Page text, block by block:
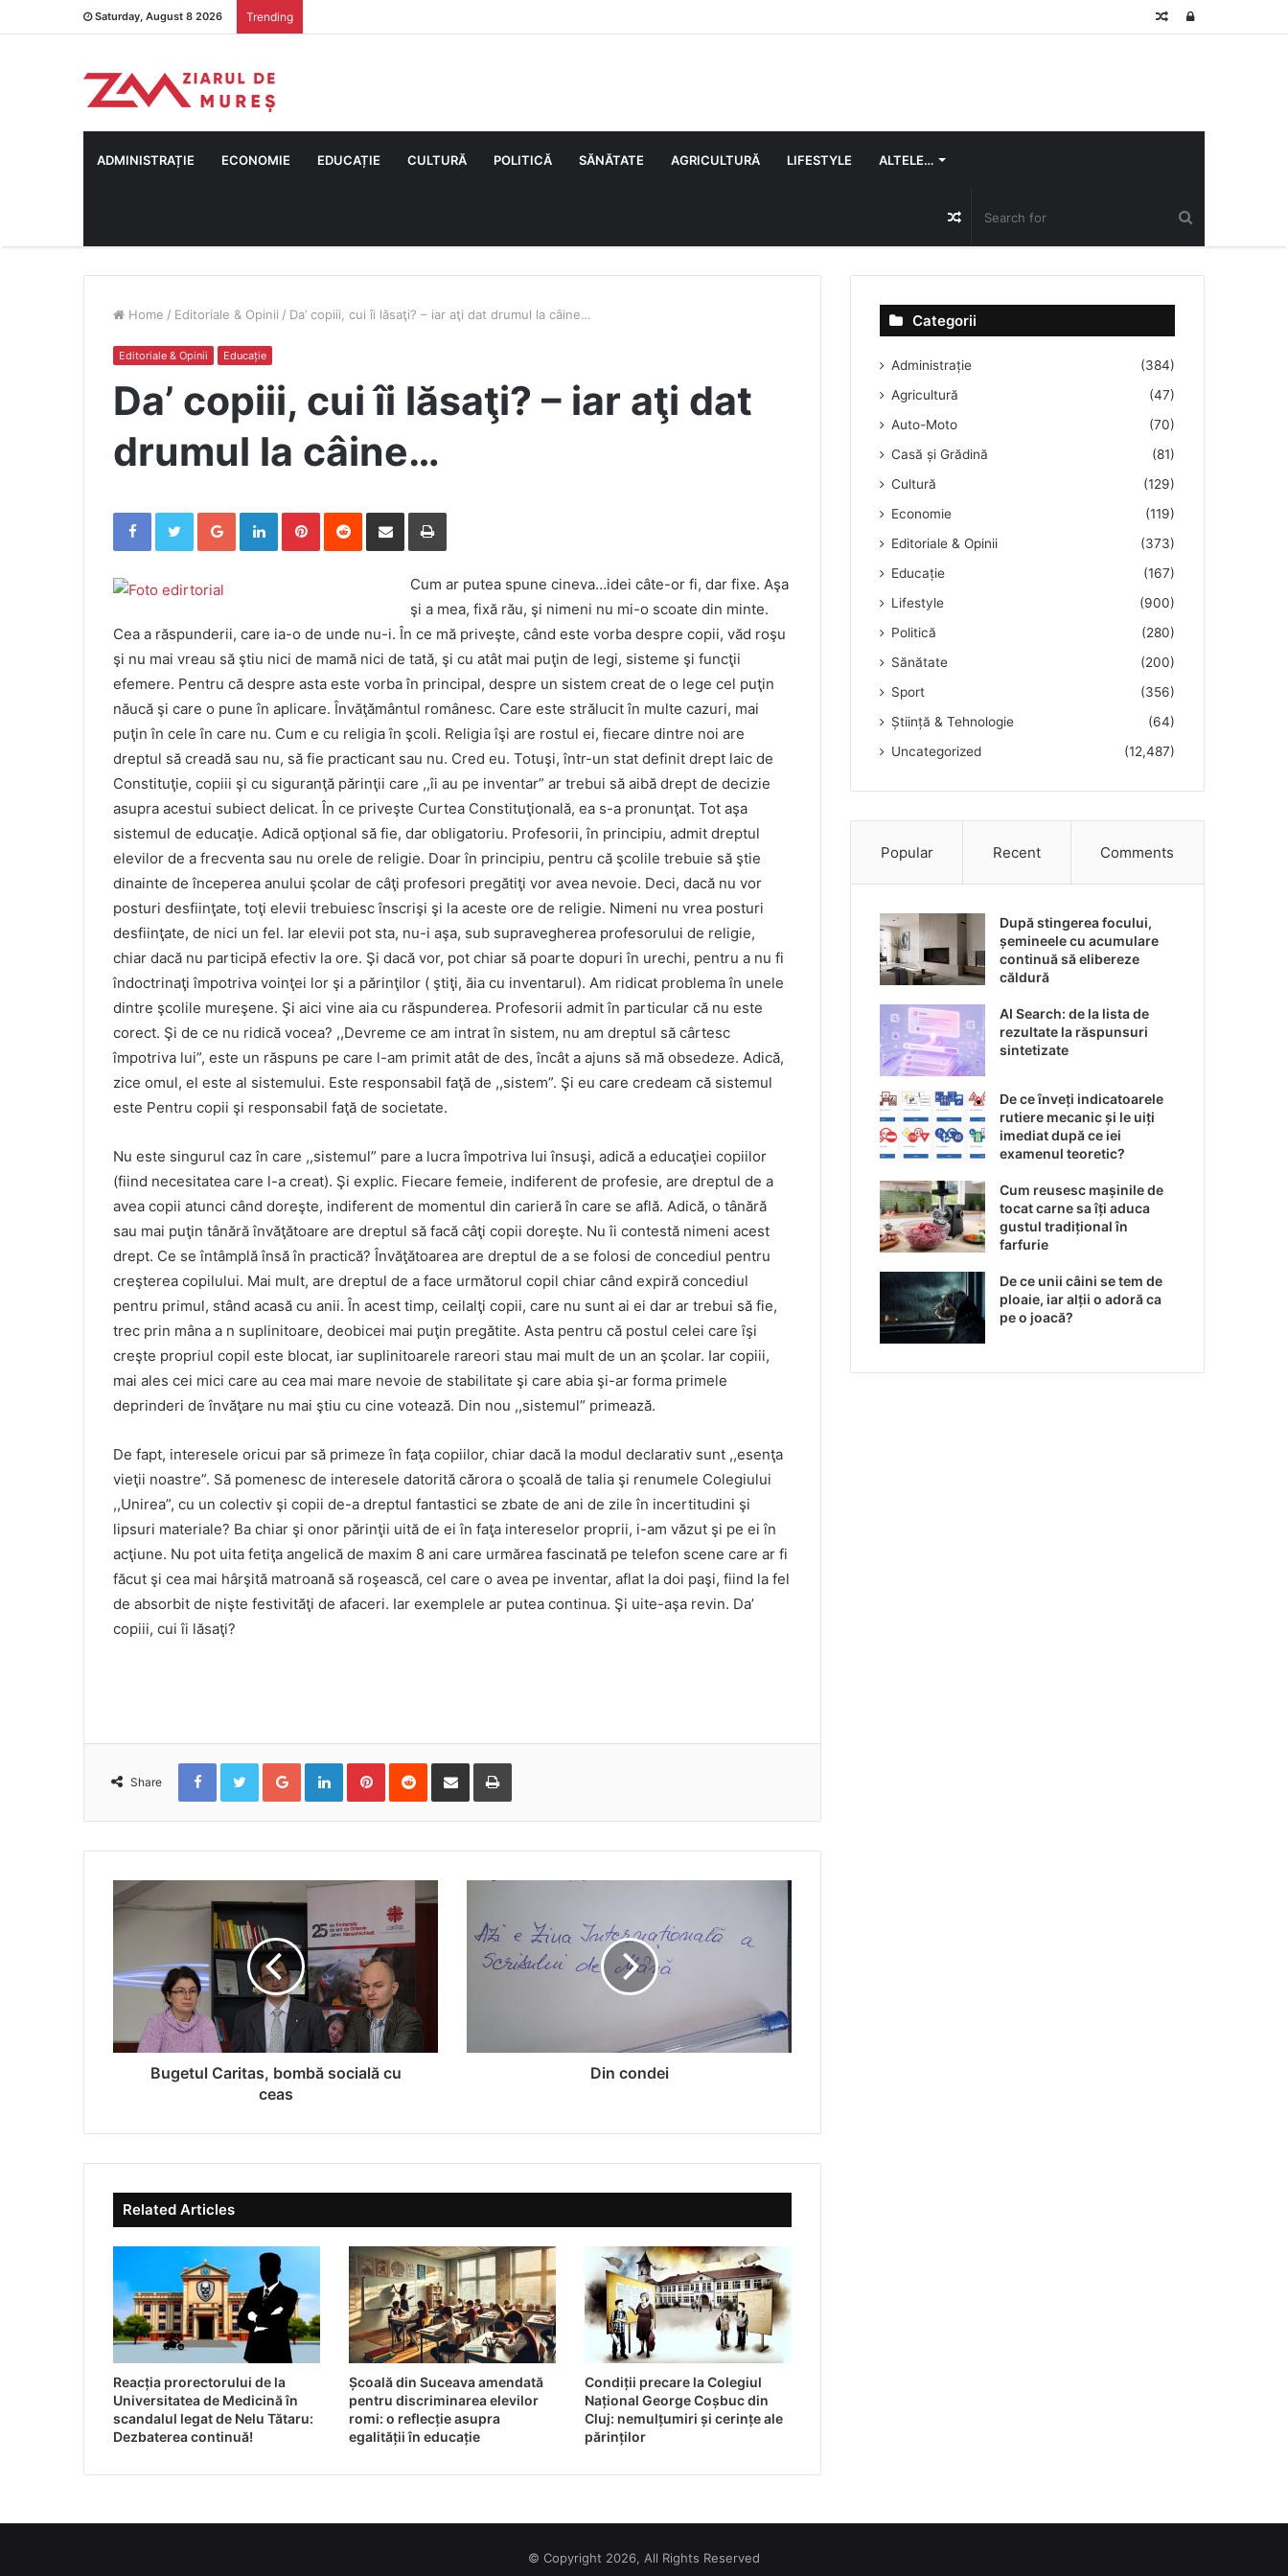
Saturday, August 8 2026 Trending Log
Random
ADMINISTRAȚIE ECONOMIE EDUCAȚIE CULTURĂ POLITICĂ SĂNĂTATE AGRICULTURĂ LIFESTYLE ALTELE…
Random
Article
Home / Editoriale & Opinii / Da’ copiii, cui îi lăsaţi? – iar aţi dat drumul la câine…
Editoriale & Opinii Educație
Da’ copiii, cui îi lăsaţi? – iar aţi dat
drumul la câine…
Facebook Twitter Google+ LinkedIn Pinterest Reddit
Cum ar putea spune cineva…idei câte-or fi, dar fixe. Aşa
şi a mea, fixă rău, şi nimeni nu mi-o scoate din minte.
Cea a răspunderii, care ia-o de unde nu-i. În ce mă priveşte, când este vorba despre copii, văd roşu
şi nu mai vreau să ştiu nici de mamă nici de tată, şi cu atât mai puţin de legi, sisteme şi funcţii
efemere. Pentru că despre asta este vorba în principal, despre un sistem creat de o lege cel puţin
năucă şi care o pune în aplicare. Învăţământul românesc. Care este strălucit în multe cazuri, mai
puţin în cele în care nu. Cum e cu religia în şcoli. Religia îşi are rostul ei, fiecare dintre noi are
dreptul să creadă sau nu, să fie practicant sau nu. Cred eu. Totuşi, într-un stat definit drept laic de
Constituţie, copiii şi cu siguranţă părinţii care ,,îi au pe inventar” ar trebui să aibă drept de decizie
asupra acestui subiect delicat. În ce priveşte Curtea Constituţională, ea s-a pronunţat. Tot aşa
sistemul de educaţie. Adică opţional să fie, dar obligatoriu. Profesorii, în principiu, admit dreptul
elevilor de a frecventa sau nu orele de religie. Doar în principiu, pentru că şcolile trebuie să ştie
dinainte de începerea anului şcolar de câţi profesori pregătiţi vor avea nevoie. Deci, dacă nu vor
posturi desfiinţate, toţi elevii trebuiesc înscrişi şi la aceste ore de religie. Nimeni nu vrea posturi
desfiinţate, de nici un fel. Iar elevii pot sta, nu-i aşa, sub supravegherea profesorului de religie,
chiar dacă nu participă efectiv la ore. Şi dacă vor, pot chiar să poarte dopuri în urechi, pentru a nu fi
îndoctrinaţi împotriva voinţei lor şi a părinţilor ( ştiţi, ăia cu inventarul). Am ridicat problema în unele
dintre şcolile mureşene. Şi aici vine aia cu răspunderea. Profesorii admit în particular că nu este
corect. Şi de ce nu ridică vocea? ,,Devreme ce am intrat în sistem, nu am dreptul să cârtesc
împotriva lui”, este un răspuns pe care l-am primit atât de des, încât a ajuns să mă obsedeze. Adică,
zice omul, el este al sistemului. Este responsabil faţă de ,,sistem”. Şi eu care credeam că sistemul
este Pentru copii şi responsabil faţă de societate.
Nu este singurul caz în care ,,sistemul” pare a lucra împotriva lui însuşi, adică a educaţiei copiilor
(fiind necesitatea care l-a creat). Şi explic. Fiecare femeie, indiferent de profesie, are dreptul de a
avea copii atunci când doreşte, indiferent de momentul din carieră în care se află. Adică, o tânără
sau mai puţin tânără învăţătoare are dreptul să facă câţi copii doreşte. Nu îi contestă nimeni acest
drept. Ce se întâmplă însă în practică? Învăţătoarea are dreptul de a se folosi de concediul pentru
creşterea copilului. Mai mult, are dreptul de a face următorul copil chiar când expiră concediul
pentru primul, stând acasă cu anii. În acest timp, ceilalţi copii, care nu sunt ai ei dar ar trebui să fie,
trec prin mâna a n suplinitoare, deobicei mai puţin pregătite. Asta pentru că postul celei care îşi
creşte propriul copil este blocat, iar suplinitoarele rareori stau mai mult de un an şcolar. Iar copiii,
mai ales cei mici care au cea mai mare nevoie de stabilitate şi care abia şi-ar forma primele
deprinderi de învăţare nu mai ştiu cu cine votează. Din nou ,,sistemul” primează.
De fapt, interesele oricui par să primeze în faţa copiilor, chiar dacă la modul declarativ sunt ,,esenţa
vieţii noastre”. Să pomenesc de interesele datorită cărora o şcoală de talia şi renumele Colegiului
,,Unirea”, cu un colectiv şi copii de-a dreptul fantastici se zbate de ani de zile în incertitudini şi
lipsuri materiale? Ba chiar şi onor părinţii uită de ei în faţa intereselor proprii, i-am văzut şi pe ei în
acţiune. Nu pot uita fetiţa angelică de maxim 8 ani care urmărea fascinată pe telefon scene care ar fi
făcut şi cea mai hârşită matroană să roşească, cel care o avea pe inventar, aflat la doi paşi, fiind la fel
de absorbit de nişte festivităţi de afaceri. Iar exemplele ar putea continua. Şi uite-aşa revin. Da’
copiii, cui îi lăsaţi?
Share
Facebook Twitter Google+ LinkedIn Pinterest Reddit
Bugetul Caritas, bombă socială cu
ceas
Din condei
Related Articles
Reacția prorectorului de la
Universitatea de Medicină în
scandalul legat de Nelu Tătaru:
Dezbaterea continuă!
Școală din Suceava amendată
pentru discriminarea elevilor
romi: o reflecție asupra
egalității în educație
Condiții precare la Colegiul
Național George Coșbuc din
Cluj: nemulțumiri și cerințe ale
părinților
Categorii
Administrație
(384)
Agricultură
(47)
Auto-Moto
(70)
Casă și Grădină
(81)
Cultură
(129)
Economie
(119)
Editoriale & Opinii
(373)
Educație
(167)
Lifestyle
(900)
Politică
(280)
Sănătate
(200)
Sport
(356)
Știință & Tehnologie
(64)
Uncategorized
(12,487)
Popular Recent Comments
După stingerea focului,
șemineele cu acumulare
continuă să elibereze
căldură
AI Search: de la lista de
rezultate la răspunsuri
sintetizate
De ce înveți indicatoarele
rutiere mecanic și le uiți
imediat după ce iei
examenul teoretic?
Cum reusesc mașinile de
tocat carne sa îți aduca
gustul tradițional în
farfurie
De ce unii câini se tem de
ploaie, iar alții o adoră ca
pe o joacă?
© Copyright 2026, All Rights Reserved